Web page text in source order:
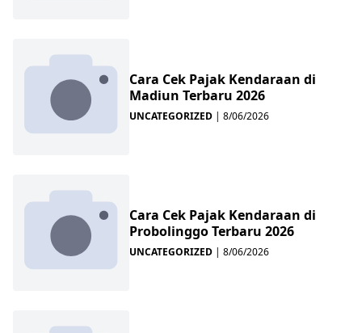
Cara Cek Pajak Kendaraan di
Madiun Terbaru 2026
UNCATEGORIZED | 8/06/2026
Cara Cek Pajak Kendaraan di
Probolinggo Terbaru 2026
UNCATEGORIZED | 8/06/2026